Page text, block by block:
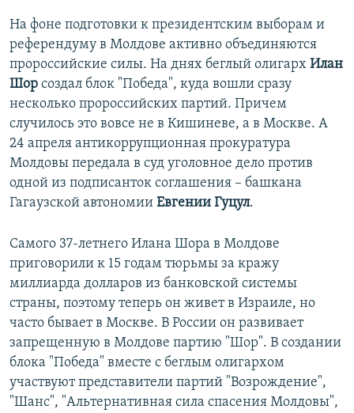
На фоне подготовки к президентским выборам и
референдуму в Молдове активно объединяются
пророссийские силы. На днях беглый олигарх Илан
Шор создал блок "Победа", куда вошли сразу
несколько пророссийских партий. Причем
случилось это вовсе не в Кишиневе, а в Москве. А
24 апреля антикоррупционная прокуратура
Молдовы передала в суд уголовное дело против
одной из подписанток соглашения – башкана
Гагаузской автономии Евгении Гуцул.
Самого 37-летнего Илана Шора в Молдове
приговорили к 15 годам тюрьмы за кражу
миллиарда долларов из банковской системы
страны, поэтому теперь он живет в Израиле, но
часто бывает в Москве. В России он развивает
запрещенную в Молдове партию "Шор". В создании
блока "Победа" вместе с беглым олигархом
участвуют представители партий "Возрождение",
"Шанс", "Альтернативная сила спасения Молдовы",